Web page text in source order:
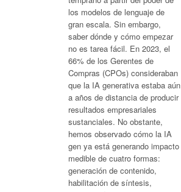
los modelos de lenguaje de
gran escala. Sin embargo,
saber dónde y cómo empezar
no es tarea fácil. En 2023, el
66% de los Gerentes de
Compras (CPOs) consideraban
que la IA generativa estaba aún
a años de distancia de producir
resultados empresariales
sustanciales. No obstante,
hemos observado cómo la IA
gen ya está generando impacto
medible de cuatro formas:
generación de contenido,
habilitación de síntesis,